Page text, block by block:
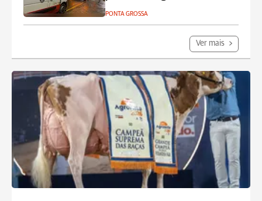
PONTA GROSSA
Ver mais